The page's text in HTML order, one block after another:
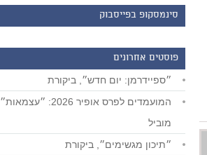
סינמסקופ בפייסבוק
פוסטים אחרונים
״ספיידרמן: יום חדש״, ביקורת
המועמדים לפרס אופיר 2026: ״עצמאות״
מוביל
״תיכון מגשימים״, ביקורת